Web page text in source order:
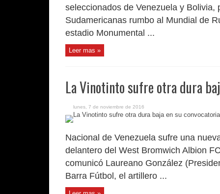
seleccionados de Venezuela y
Sudamericanas rumbo al Mundial de
estadio Monumental ...
Leer mas »
La Vinotinto sufre otra dura
lunes, 7 de noviembre de 2016
Nacional de Venezuela sufre una
delantero del West Bromwich Albion
comunicó Laureano González
Barra Fútbol, el artillero ...